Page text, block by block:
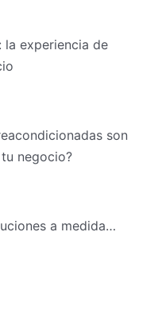
la experiencia de
son
negocio?
a medida…